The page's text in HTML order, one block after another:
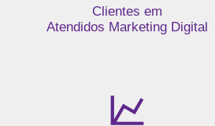
Clientes em
Atendidos Marketing Digital